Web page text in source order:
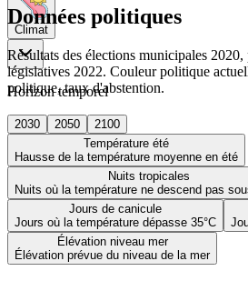
Climat
Horizon temporel
2030 2050
2100
Température été
Hausse de la température moyenne en été
Nuits tropicales
Nuits où la température ne descend pas
Jours de canicule
Jours où la température dépasse 35°C
Élévation niveau mer
Élévation prévue du niveau de la mer
Données politiques
Résultats des élections municipales
législatives 2022. Couleur politique
politique, taux d'abstention.